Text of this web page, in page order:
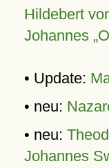
Hildebert
Johannes
• Update:
• neu:
• neu:
Johannes